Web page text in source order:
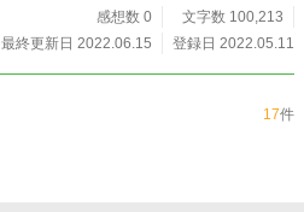
感想数 0
文字数 100,213
最終更新日 2022.06.15
登録日 2022.05.11
17件